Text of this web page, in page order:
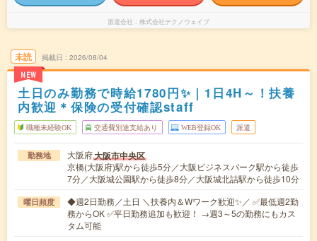
派遣会社 株式会社テクノウェイブ
未読
NEW
掲載日 2026/08/04
土日のみ勤務で時給1780円✨｜1日4H～！扶養
内歓迎＊保険の受付確認staff
職種未経験OK 交通費別途支給あり WEB登録OK 派遣
勤務地 大阪府大阪市中央区
京橋(大阪府)駅から徒歩5分／大阪ビジネスパーク駅から徒歩
7分／大阪城公園駅から徒歩8分／大阪城北詰駅から徒歩10分
曜日頻度
◆週2日勤務／土日 ＼扶養内＆Wワーク歓迎✨／ ✅最低週2勤
務からOK ✅平日勤務追加も歓迎！ →週3～5の勤務にもカス
タム可能